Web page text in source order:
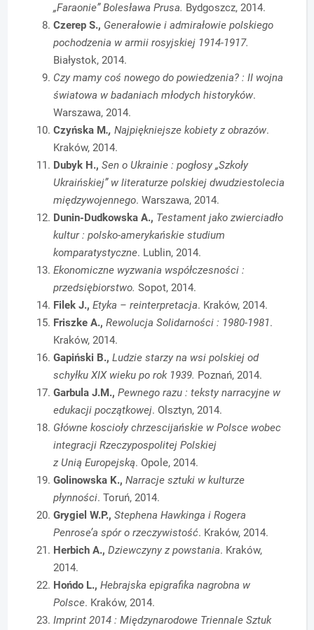
„Faraonie” Bolesława Prusa. Bydgoszcz, 2014.
Czerep S., Generałowie i admirałowie polskiego
pochodzenia w armii rosyjskiej 1914-1917.
Białystok, 2014.
Czy mamy coś nowego do powiedzenia? : II wojna
światowa w badaniach młodych historyków.
Warszawa, 2014.
Czyńska M., Najpiękniejsze kobiety z obrazów.
Kraków, 2014.
Dubyk H., Sen o Ukrainie : pogłosy „Szkoły
Ukraińskiej” w literaturze polskiej dwudziestolecia
międzywojennego. Warszawa, 2014.
Dunin-Dudkowska A., Testament jako zwierciadło
kultur : polsko-amerykańskie studium
komparatystyczne. Lublin, 2014.
Ekonomiczne wyzwania współczesności :
przedsiębiorstwo. Sopot, 2014.
Filek J., Etyka – reinterpretacja. Kraków, 2014.
Friszke A., Rewolucja Solidarności : 1980-1981.
Kraków, 2014.
Gapiński B., Ludzie starzy na wsi polskiej od
schyłku XIX wieku po rok 1939. Poznań, 2014.
Garbula J.M., Pewnego razu : teksty narracyjne w
edukacji początkowej. Olsztyn, 2014.
Główne koscioły chrzescijańskie w Polsce wobec
integracji Rzeczypospolitej Polskiej
z Unią Europejską. Opole, 2014.
Golinowska K., Narracje sztuki w kulturze
płynności. Toruń, 2014.
Grygiel W.P., Stephena Hawkinga i Rogera
Penrose’a spór o rzeczywistość. Kraków, 2014.
Herbich A., Dziewczyny z powstania. Kraków,
2014.
Hońdo L., Hebrajska epigrafika nagrobna w
Polsce. Kraków, 2014.
Imprint 2014 : Międzynarodowe Triennale Sztuk